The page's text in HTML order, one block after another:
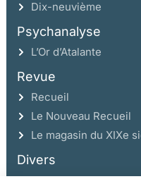
Dix-neuvième
Psychanalyse
L’Or d’Atalante
Revue
Recueil
Le Nouveau Recueil
Le magasin du XIXe
Divers